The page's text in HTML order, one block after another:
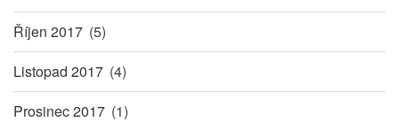
Říjen 2017 (5)
Listopad 2017 (4)
Prosinec 2017 (1)